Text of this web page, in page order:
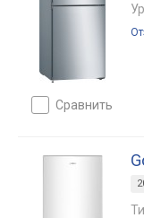
сравнить